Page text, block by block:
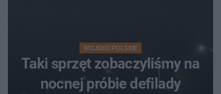
WOJSKO POLSKIE
Taki sprzęt zobaczyliśmy na
nocnej próbie defilady